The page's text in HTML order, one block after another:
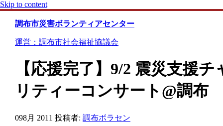
Skip to content
調布市災害ボランティアセンター
運営：調布市社会福祉協議会
【応援完了】9/2 震災支援チ
リティーコンサート@調布
098月 2011 投稿者: 調布ボラセン